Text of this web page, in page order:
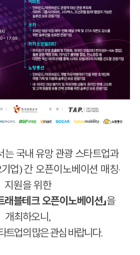
는 국내 유망 관광 스타트업과
업)간 오픈이노베이션 매칭‧
지원을 위한
래블테크 오픈이노베이션」을
개최하오니 ,
트업의 많은 관심 바랍니다.